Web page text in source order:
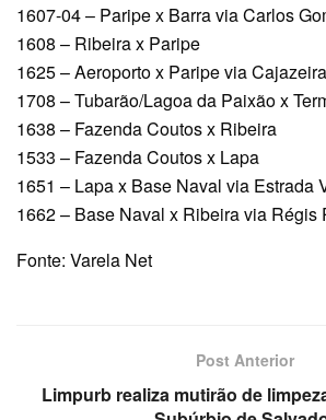
1607-04 – Paripe x Barra via Carlos
1608 – Ribeira x Paripe
1625 – Aeroporto x Paripe via
1708 – Tubarão/Lagoa da Paixão x
1638 – Fazenda Coutos x Ribeira
1533 – Fazenda Coutos x Lapa
1651 – Lapa x Base Naval via Estrada
1662 – Base Naval x Ribeira via Régis
Fonte: Varela Net
Post Anterior
Limpurb realiza mutirão de